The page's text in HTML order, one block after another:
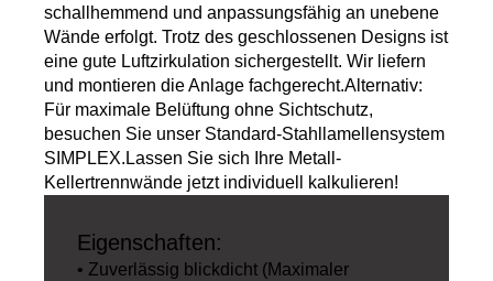
schallhemmend und anpassungsfähig an unebene
Wände erfolgt. Trotz des geschlossenen Designs ist
eine gute Luftzirkulation sichergestellt. Wir liefern
und montieren die Anlage fachgerecht.Alternativ:
Für maximale Belüftung ohne Sichtschutz,
besuchen Sie unser Standard-Stahllamellensystem
SIMPLEX.Lassen Sie sich Ihre Metall-
Kellertrennwände jetzt individuell kalkulieren!
Eigenschaften:
• Zuverlässig blickdicht (Maximaler